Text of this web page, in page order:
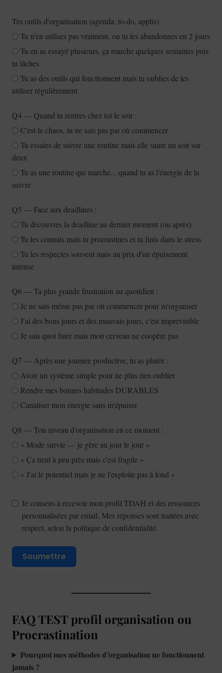
Tes outils d'organisation (agenda, to-do, applis)
Tu n'en utilises pas vraiment, ou tu les abandonnes en 2 jours
Tu en as essayé plusieurs, ça marche quelques semaines puis
tu lâches
Tu as des outils qui fonctionnent mais tu oublies de les
utiliser régulièrement
Q4 — Quand tu rentres chez toi le soir :
C'est le chaos, tu ne sais pas par où commencer
Tu essaies de suivre une routine mais elle saute un soir sur
deux
Tu as une routine qui marche... quand tu as l'énergie de la
suivre
Q5 — Face aux deadlines :
Tu découvres la deadline au dernier moment (ou après)
Tu les connais mais tu procrastines et tu finis dans le stress
Tu les respectes souvent mais au prix d'un épuisement
intense
Q6 — Ta plus grande frustration au quotidien :
Je ne sais même pas par où commencer pour m'organiser
J'ai des bons jours et des mauvais jours, c'est imprévisible
Je sais quoi faire mais mon cerveau ne coopère pas
Q7 — Après une journée productive, tu as plutôt :
Avoir un système simple pour ne plus rien oublier
Rendre mes bonnes habitudes DURABLES
Canaliser mon énergie sans m'épuiser
Q8 — Ton niveau d'organisation en ce moment :
« Mode survie — je gère au jour le jour »
« Ça tient à peu près mais c'est fragile »
« J'ai le potentiel mais je ne l'exploite pas à fond »
Je consens à recevoir mon profil TDAH et des ressources
personnalisées par email. Mes réponses sont traitées avec
respect, selon la politique de confidentialité.
Soumettre
FAQ TEST profil organisation ou
Procrastination
Pourquoi mes méthodes d’organisation ne fonctionnent
jamais ?